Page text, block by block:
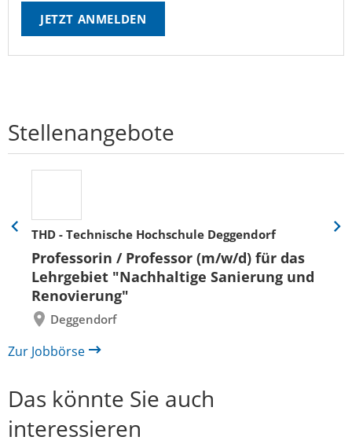
JETZT ANMELDEN
Stellenangebote
THD - Technische Hochschule Deggendorf
Professorin / Professor (m/w/d) für das
Lehrgebiet "Nachhaltige Sanierung und
Renovierung"
Deggendorf
Eine
zurück
Eine
Zur Jobbörse
Das könnte Sie auch
interessieren